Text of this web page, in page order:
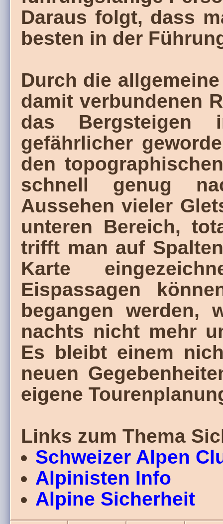
Daraus folgt, dass
besten in der
Durch die
damit verbundenen
das Bergsteigen
gefährlicher
den
schnell genug
Aussehen vieler
unteren Bereich,
trifft man auf
Karte
Eispassagen
begangen werden,
nachts nicht mehr
Es bleibt einem
neuen
eigene
Links zum Thema
Schweizer Alpen
Alpinisten Info
Alpine Sicherheit